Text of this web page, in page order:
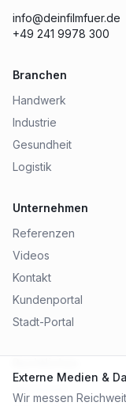
info@deinfilmfuer.de
+49 241 9978 300
Branchen
Handwerk
Industrie
Gesundheit
Logistik
Unternehmen
Referenzen
Videos
Kontakt
Kundenportal
Stadt-Portal
Externe Medien &
Wir messen